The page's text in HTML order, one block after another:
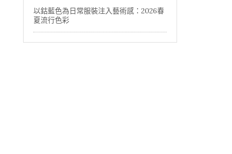
以鈷藍色為日常服裝注入藝術感：2026春
夏流行色彩